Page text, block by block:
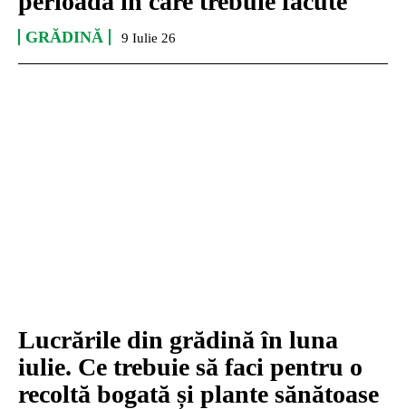
GRĂDINĂ 9 Iulie 26
Lucrările din grădină în luna
iulie. Ce trebuie să faci pentru o
recoltă bogată și plante sănătoase